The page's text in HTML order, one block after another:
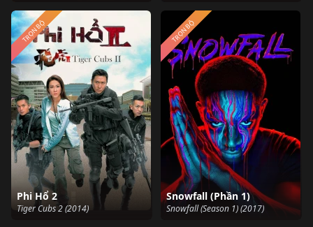
Phi Hổ 2
Tiger Cubs 2 (2014)
TRỌN BỘ
Snowfall (Phần 1)
Snowfall (Season 1) (2017)
TRỌN BỘ